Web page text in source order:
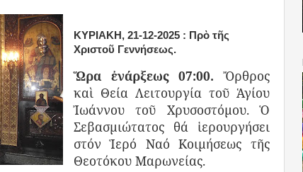
ΚΥΡΙΑΚΗ, 21-12-2025 : Πρὸ τῆς
Χριστοῦ Γεννήσεως.
Ὥρα ἐνάρξεως 07:00.Ὄρθρος
καὶ Θεία Λειτουργία τοῦ Ἁγίου
Ἰωάννου τοῦ Χρυσοστόμου.
Ὁ
Σεβασμιώτατος θά ἱερουργήσει
στόν Ἱερό Ναό Κοιμήσεως τῆς
Θεοτόκου Μαρωνείας.